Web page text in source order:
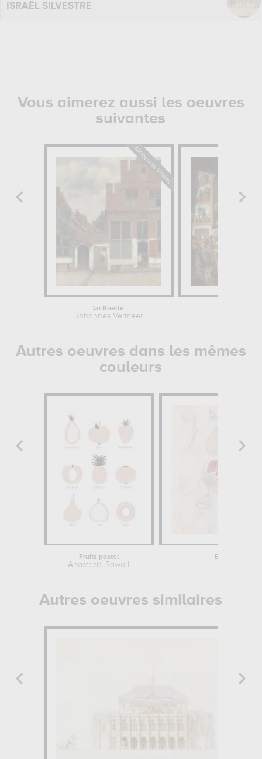
ISRAËL SILVESTRE
Vous aimerez aussi les oeuvres
suivantes
La Ruelle
Johannes Vermeer
Autres oeuvres dans les mêmes
couleurs
Fruits pastel
Anastasia Sawall
Etude de
Autres oeuvres similaires